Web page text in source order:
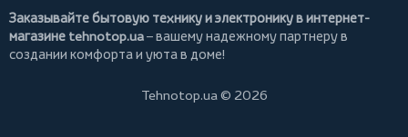
Заказывайте бытовую технику и электронику в интернет-
магазине tehnotop.ua– вашему надежному партнеру в
создании комфорта и уюта в доме!
Tehnotop.ua © 2026